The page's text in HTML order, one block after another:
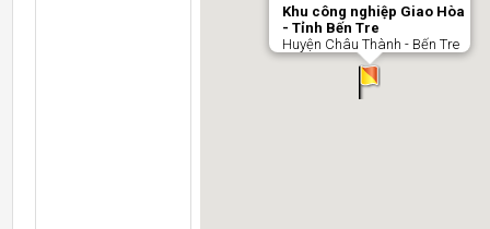
Khu công nghiệp Giao Hòa
- Tỉnh Bến Tre
Huyện Châu Thành - Bến Tre